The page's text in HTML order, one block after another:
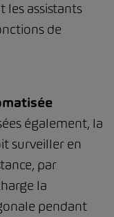
les assistants
de
également, la
surveiller en
par
la
pendant